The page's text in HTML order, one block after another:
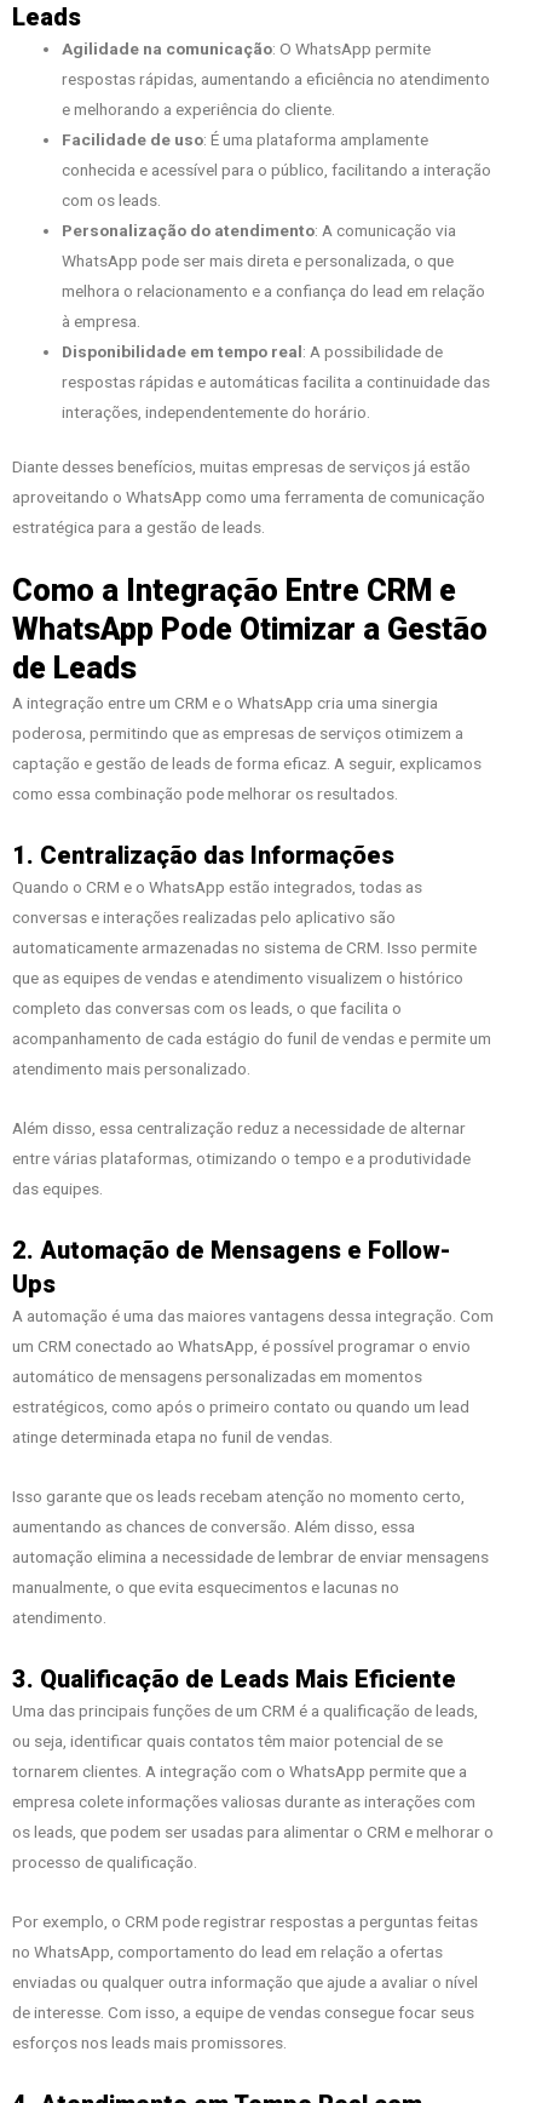
Leads
Agilidade na comunicação: O WhatsApp permite
respostas rápidas, aumentando a eficiência no atendimento
e melhorando a experiência do cliente.
Facilidade de uso: É uma plataforma amplamente
conhecida e acessível para o público, facilitando a interação
com os leads.
Personalização do atendimento: A comunicação via
WhatsApp pode ser mais direta e personalizada, o que
melhora o relacionamento e a confiança do lead em relação
à empresa.
Disponibilidade em tempo real: A possibilidade de
respostas rápidas e automáticas facilita a continuidade das
interações, independentemente do horário.
Diante desses benefícios, muitas empresas de serviços já estão
aproveitando o WhatsApp como uma ferramenta de comunicação
estratégica para a gestão de leads.
Como a Integração Entre CRM e
WhatsApp Pode Otimizar a Gestão
de Leads
A integração entre um CRM e o WhatsApp cria uma sinergia
poderosa, permitindo que as empresas de serviços otimizem a
captação e gestão de leads de forma eficaz. A seguir, explicamos
como essa combinação pode melhorar os resultados.
1. Centralização das Informações
Quando o CRM e o WhatsApp estão integrados, todas as
conversas e interações realizadas pelo aplicativo são
automaticamente armazenadas no sistema de CRM. Isso permite
que as equipes de vendas e atendimento visualizem o histórico
completo das conversas com os leads, o que facilita o
acompanhamento de cada estágio do funil de vendas e permite um
atendimento mais personalizado.
Além disso, essa centralização reduz a necessidade de alternar
entre várias plataformas, otimizando o tempo e a produtividade
das equipes.
2. Automação de Mensagens e Follow-
Ups
A automação é uma das maiores vantagens dessa integração. Com
um CRM conectado ao WhatsApp, é possível programar o envio
automático de mensagens personalizadas em momentos
estratégicos, como após o primeiro contato ou quando um lead
atinge determinada etapa no funil de vendas.
Isso garante que os leads recebam atenção no momento certo,
aumentando as chances de conversão. Além disso, essa
automação elimina a necessidade de lembrar de enviar mensagens
manualmente, o que evita esquecimentos e lacunas no
atendimento.
3. Qualificação de Leads Mais Eficiente
Uma das principais funções de um CRM é a qualificação de leads,
ou seja, identificar quais contatos têm maior potencial de se
tornarem clientes. A integração com o WhatsApp permite que a
empresa colete informações valiosas durante as interações com
os leads, que podem ser usadas para alimentar o CRM e melhorar o
processo de qualificação.
Por exemplo, o CRM pode registrar respostas a perguntas feitas
no WhatsApp, comportamento do lead em relação a ofertas
enviadas ou qualquer outra informação que ajude a avaliar o nível
de interesse. Com isso, a equipe de vendas consegue focar seus
esforços nos leads mais promissores.